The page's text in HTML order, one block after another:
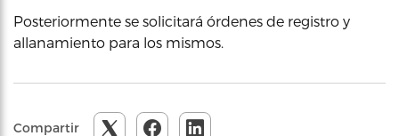
Posteriormente se solicitará órdenes de registro y
allanamiento para los mismos.
Compartir